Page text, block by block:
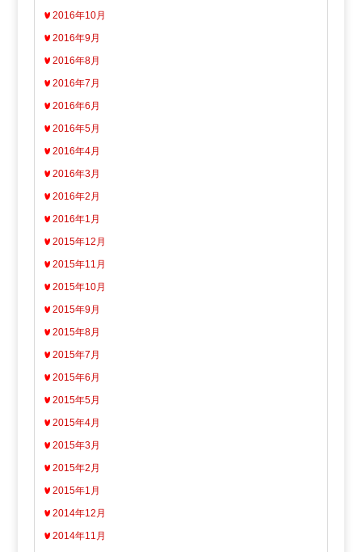
2016年10月
2016年9月
2016年8月
2016年7月
2016年6月
2016年5月
2016年4月
2016年3月
2016年2月
2016年1月
2015年12月
2015年11月
2015年10月
2015年9月
2015年8月
2015年7月
2015年6月
2015年5月
2015年4月
2015年3月
2015年2月
2015年1月
2014年12月
2014年11月